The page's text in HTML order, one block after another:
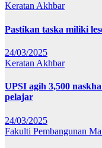
Keratan Akhbar
Pastikan taska miliki
24/03/2025
Keratan Akhbar
UPSI agih 3,500
pelajar
24/03/2025
Fakulti Pembangunan